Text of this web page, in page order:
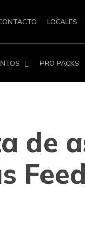
LOCALES
PRO PACKS
de